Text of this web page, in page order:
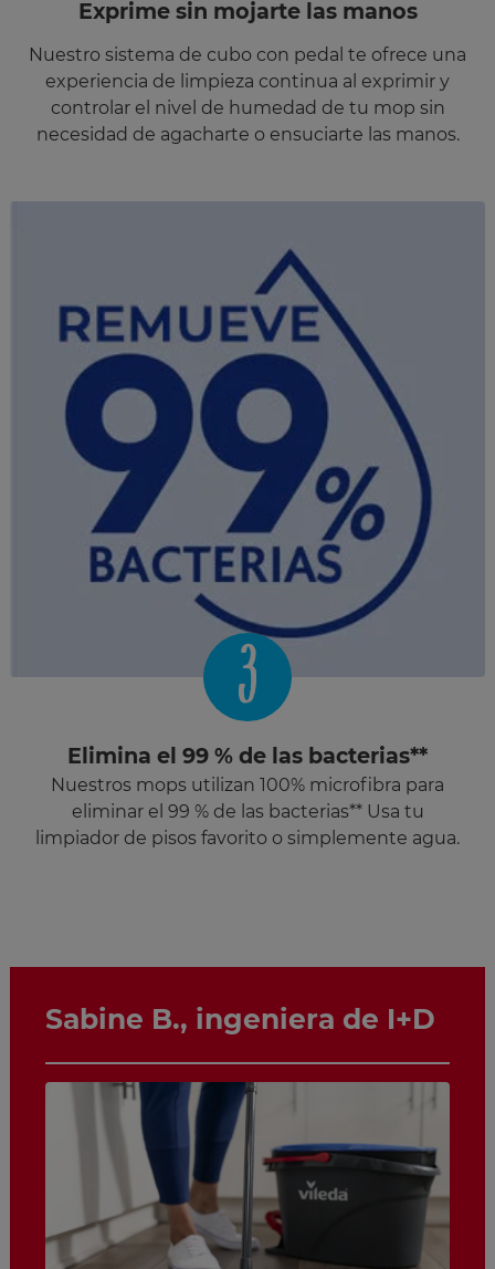
Exprime sin mojarte las manos
Nuestro sistema de cubo con pedal te ofrece una
experiencia de limpieza continua al exprimir y
controlar el nivel de humedad de tu mop sin
necesidad de agacharte o ensuciarte las manos.
3
Elimina el 99 % de las bacterias**
Nuestros mops utilizan 100% microfibra para
eliminar el 99 % de las bacterias** Usa tu
limpiador de pisos favorito o simplemente agua.
Sabine B., ingeniera de I+D